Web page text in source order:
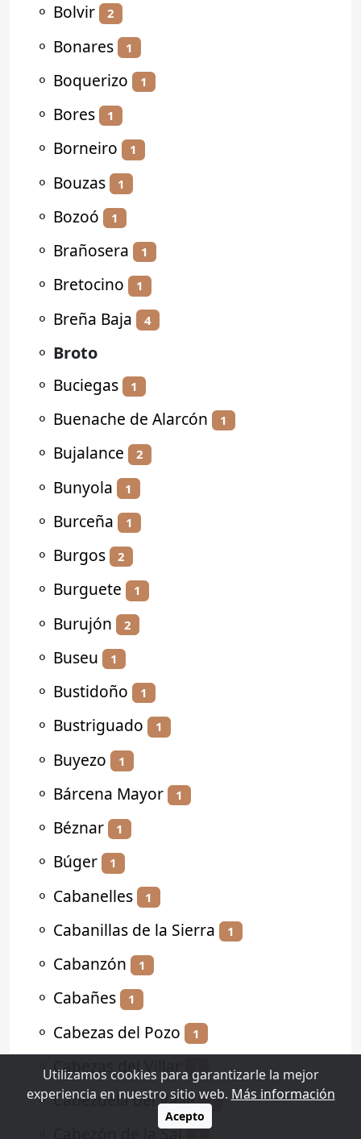
⚬ Bolvir 2
⚬ Bonares 1
⚬ Boquerizo 1
⚬ Bores 1
⚬ Borneiro 1
⚬ Bouzas 1
⚬ Bozoó 1
⚬ Brañosera 1
⚬ Bretocino 1
⚬ Breña Baja 4
⚬ Broto
⚬ Buciegas 1
⚬ Buenache de Alarcón 1
⚬ Bujalance 2
⚬ Bunyola 1
⚬ Burceña 1
⚬ Burgos 2
⚬ Burguete 1
⚬ Burujón 2
⚬ Buseu 1
⚬ Bustidoño 1
⚬ Bustriguado 1
⚬ Buyezo 1
⚬ Bárcena Mayor 1
⚬ Béznar 1
⚬ Búger 1
⚬ Cabanelles 1
⚬ Cabanillas de la Sierra 1
⚬ Cabanzón 1
⚬ Cabañes 1
⚬ Cabezas del Pozo 1
⚬Cabezas del Villar
⚬Cabezuela del Valle 2
Cabezón de la Sal
Utilizamos cookies para garantizarle la mejor
experiencia en nuestro sitio web. Más información
Acepto